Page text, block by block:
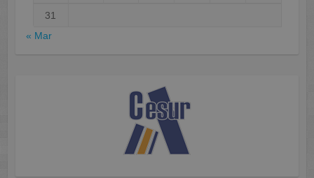
31
« Mar